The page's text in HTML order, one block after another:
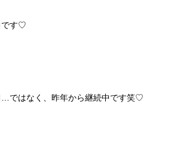
です♡
…ではなく、昨年から継続中です笑♡